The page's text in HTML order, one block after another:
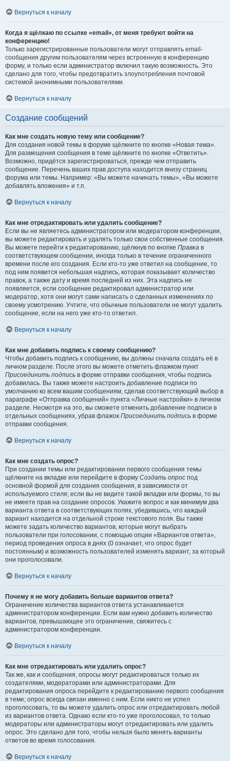
Вернуться к началу
Когда я щёлкаю по ссылке «email», от меня требуют войти на
конференцию!
Только зарегистрированные пользователи могут отправлять email-
сообщения другим пользователям через встроенную в конференцию
форму, и только если администратор включил такую возможность. Это
сделано для того, чтобы предотвратить злоупотребления почтовой
системой анонимными пользователями.
Вернуться к началу
Создание сообщений
Как мне создать новую тему или сообщение?
Для создания новой темы в форуме щёлкните по кнопке «Новая тема».
Для размещения сообщения в теме щёлкните по кнопке «Ответить».
Возможно, придётся зарегистрироваться, прежде чем отправить
сообщение. Перечень ваших прав доступа находится внизу страниц
форума или темы. Например: «Вы можете начинать темы», «Вы можете
добавлять вложения» и т.п.
Вернуться к началу
Как мне отредактировать или удалить сообщение?
Если вы не являетесь администратором или модератором конференции,
вы можете редактировать и удалять только свои собственные сообщения.
Вы можете перейти к редактированию, щёлкнув по кнопке Правка в
соответствующем сообщении, иногда только в течение ограниченного
времени после его создания. Если кто-то уже ответил на сообщение, то
под ним появится небольшая надпись, которая показывает количество
правок, а также дату и время последней из них. Эта надпись не
появляется, если сообщение редактировал администратор или
модератор, хотя они могут сами написать о сделанных изменениях по
своему усмотрению. Учтите, что обычные пользователи не могут удалить
сообщение, если на него уже кто-то ответил.
Вернуться к началу
Как мне добавить подпись к своему сообщению?
Чтобы добавить подпись к сообщению, вы должны сначала создать её в
личном разделе. После этого вы можете отметить флажком пункт
Присоединить подпись в форме отправки сообщения, чтобы подпись
добавилась. Вы также можете настроить добавление подписи по
умолчанию ко всем вашим сообщениям, сделав соответствующий выбор в
параграфе «Отправка сообщений» пункта «Личные настройки» в личном
разделе. Несмотря на это, вы сможете отменить добавление подписи в
отдельных сообщениях, убрав флажок Присоединить подпись в форме
отправки сообщения.
Вернуться к началу
Как мне создать опрос?
При создании темы или редактировании первого сообщения темы
щёлкните на вкладке или перейдите в форму Создать опрос под
основной формой для создания сообщения, в зависимости от
используемого стиля; если вы не видите такой вкладки или формы, то вы
не имеете прав на создание опросов. Укажите вопрос и как минимум два
варианта ответа в соответствующих полях, убедившись, что каждый
вариант находится на отдельной строке текстового поля. Вы также
можете задать количество вариантов, которые могут выбрать
пользователи при голосовании, с помощью опции «Вариантов ответа»,
период проведения опроса в днях (0 означает, что опрос будет
постоянным) и возможность пользователей изменять вариант, за который
они проголосовали.
Вернуться к началу
Почему я не могу добавить больше вариантов ответа?
Ограничение количества вариантов ответа устанавливается
администратором конференции. Если вам нужно добавить количество
вариантов, превышающее это ограничение, свяжитесь с
администратором конференции.
Вернуться к началу
Как мне отредактировать или удалить опрос?
Так же, как и сообщения, опросы могут редактироваться только их
создателями, модераторами или администраторами. Для
редактирования опроса перейдите к редактированию первого сообщения
в теме; опрос всегда связан именно с ним. Если никто не успел
проголосовать, то вы можете удалить опрос или отредактировать любой
из вариантов ответа. Однако если кто-то уже проголосовал, то только
модераторы или администраторы могут отредактировать или удалить
опрос. Это сделано для того, чтобы нельзя было менять варианты
ответов во время голосования.
Вернуться к началу